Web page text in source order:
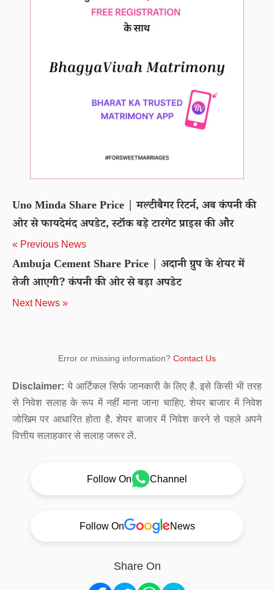
Uno Minda Share Price | मल्टीबैगर रिटर्न, अब कंपनी की
ओर से फायदेमंद अपडेट, स्टॉक बड़े टारगेट प्राइस की और
« Previous News
Ambuja Cement Share Price | अदानी ग्रुप के शेयर में
तेजी आएगी? कंपनी की ओर से बड़ा अपडेट
Next News »
Error or missing information? Contact Us
Disclaimer: ये आर्टिकल सिर्फ जानकारी के लिए है. इसे किसी भी तरह
से निवेश सलाह के रूप में नहीं माना जाना चाहिए. शेयर बाजार में निवेश
जोखिम पर आधारित होता है. शेयर बाजार में निवेश करने से पहले अपने
वित्तीय सलाहकार से सलाह जरूर लें.
Follow On Channel
Follow On News
Share On